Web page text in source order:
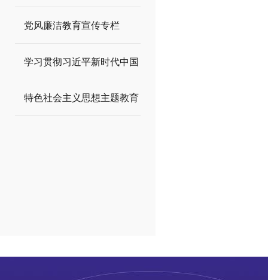
党风廉洁教育宣传专栏
学习贯彻习近平新时代中国
特色社会主义思想主题教育